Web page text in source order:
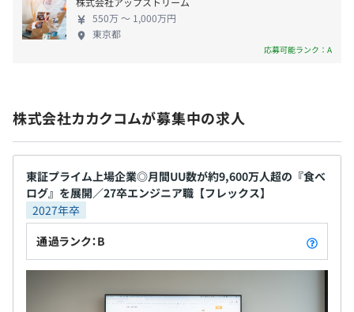
◆エンジニア向け支援
・勉強会の実施
価格.comを含む会社全体での勉強会が3ヶ月に1回開催
されます。
食べログエンジニア全体向けの勉強会は平均月1回のペ
ースで開催しています。
また、食べログの各エンジニアチーム内での勉強会も不
定期で開催されています。
会社の資産となりますが、技術書は予算の範囲内で自由
550万 〜 1,000万円
東京都
応募可能ランク：A
株式会社カカクコムが募集中の求人
東証プライム上場企業◎月間UU数が約9,600万人超の『食べ
ログ』を展開／27卒エンジニア職【フレックス】
2027年卒
通過ランク：B